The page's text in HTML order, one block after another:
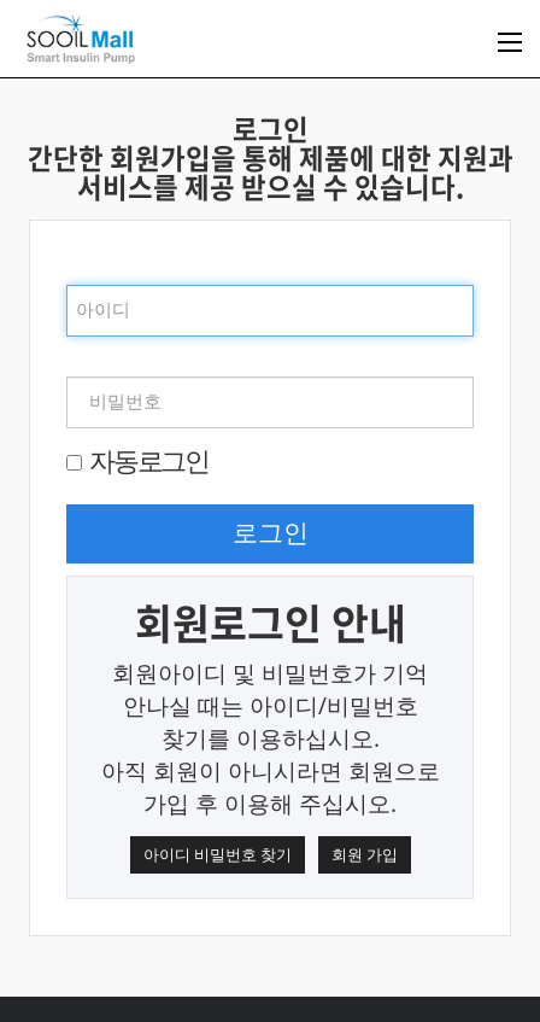
로그인
간단한 회원가입을 통해 제품에 대한 지원과
서비스를 제공 받으실 수 있습니다.
자동로그인
로그인
회원로그인 안내
회원아이디 및 비밀번호가 기억
안나실 때는 아이디/비밀번호
찾기를 이용하십시오.
아직 회원이 아니시라면 회원으로
가입 후 이용해 주십시오.
아이디 비밀번호 찾기 회원 가입